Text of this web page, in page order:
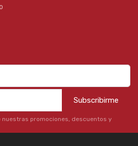
Subscribirme
promociones, descuentos y